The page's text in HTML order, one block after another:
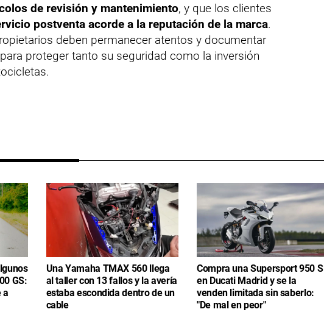
de revisión y mantenimiento, y que los clientes
postventa acorde a la reputación de la marca.
deben permanecer atentos y documentar
proteger tanto su seguridad como la inversión
GS:
a
Una Yamaha TMAX 560 llega
al taller con 13 fallos y la avería
estaba escondida dentro de un
cable
Compra una Supersport 950 S
en Ducati Madrid y se la
venden limitada sin saberlo:
"De mal en peor"